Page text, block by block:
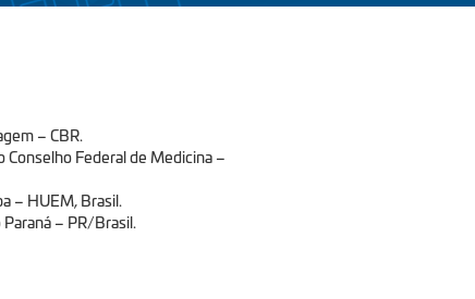
– CBR.
Conselho Federal de Medicina –
– HUEM, Brasil.
Paraná – PR/Brasil.